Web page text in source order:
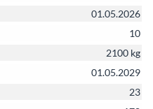
01.05.2026
10
2100 kg
01.05.2029
23